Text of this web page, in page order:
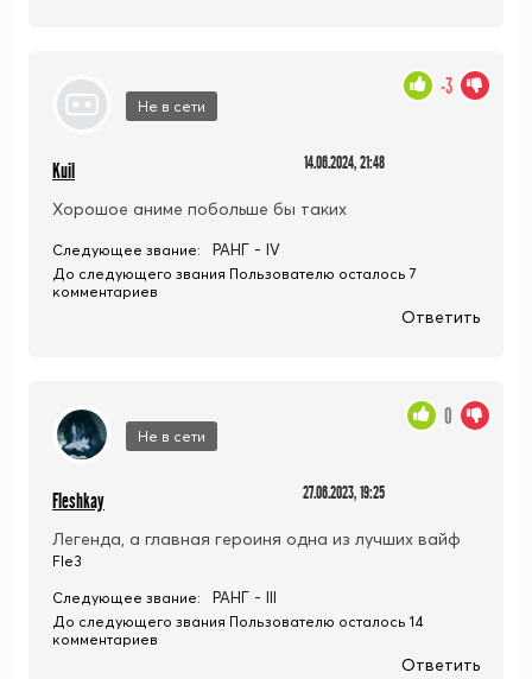
Не в сети
Kuil 14.06.2024, 21:48
Хорошое аниме побольше бы таких
-3
Следующее звание: РАНГ - IV
До следующего звания Пользователю осталось 7
комментариев
Ответить
Не в сети
Fleshkay 27.06.2023, 19:25
Легенда, а главная героиня одна из лучших вайф
Fle3
0
Следующее звание: РАНГ - III
До следующего звания Пользователю осталось 14
комментариев
Ответить